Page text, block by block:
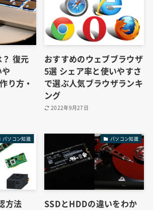
？ 復元
や
り方・
おすすめのウェブブラウザ
5選 シェア率と使いやすさ
で選ぶ人気ブラウザランキ
ング
2022年9月27日
パソコン知識
方法
パソコン知識
SSDとHDDの違いをわか